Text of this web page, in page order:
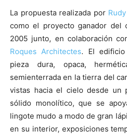
La propuesta realizada por
como el proyecto ganador del
2005 junto, en colaboración
Roques Architectes. El
pieza dura, opaca,
semienterrada en la tierra del
vistas hacia el cielo desde un
sólido monolítico, que se
lingote mudo a modo de gran
en su interior, exposiciones